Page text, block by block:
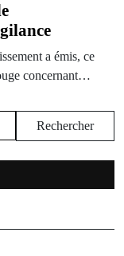
a émis, ce
concernant…